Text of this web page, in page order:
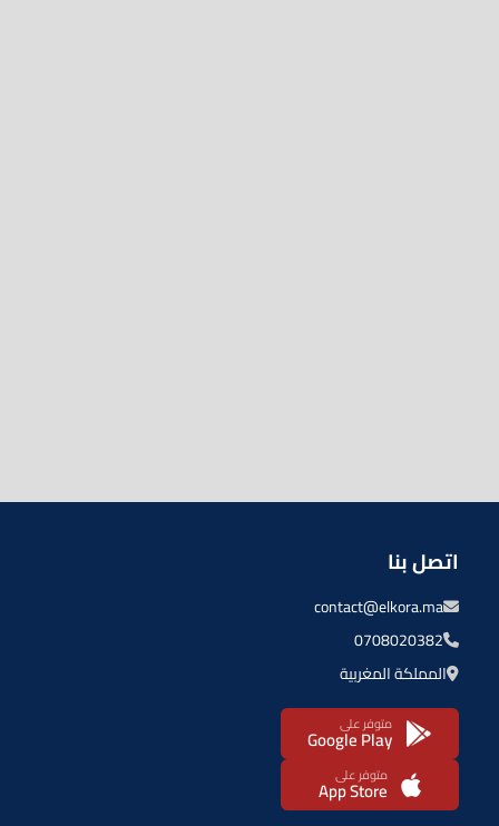
اتصل بنا
contact@elkora.ma
0708020382
المملكة المغربية
متوفر على
Google Play
متوفر على
App Store